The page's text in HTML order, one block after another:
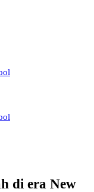
di era New